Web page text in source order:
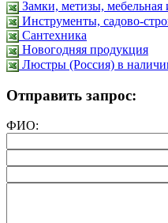
Замки, метизы, мебельная
Инструменты, садово-
Сантехника
Новогодняя продукция
Люстры (Россия) в
Отправить запрос:
ФИО: